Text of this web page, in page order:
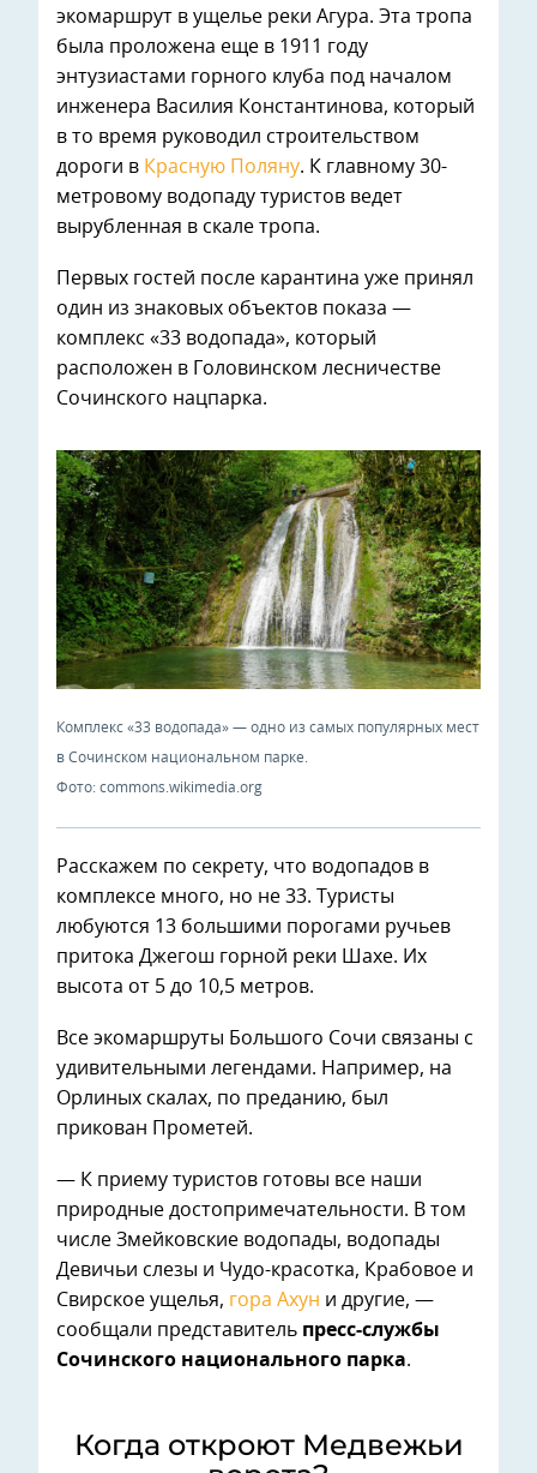
экомаршрут в ущелье реки Агура. Эта тропа
была проложена еще в 1911 году
энтузиастами горного клуба под началом
инженера Василия Константинова, который
в то время руководил строительством
дороги в Красную Поляну. К главному 30-
метровому водопаду туристов ведет
вырубленная в скале тропа.
Первых гостей после карантина уже принял
один из знаковых объектов показа —
комплекс «33 водопада», который
расположен в Головинском лесничестве
Сочинского нацпарка.
Комплекс «33 водопада» — одно из самых популярных мест
в Сочинском национальном парке.
Фото: commons.wikimedia.org
Расскажем по секрету, что водопадов в
комплексе много, но не 33. Туристы
любуются 13 большими порогами ручьев
притока Джегош горной реки Шахе. Их
высота от 5 до 10,5 метров.
Все экомаршруты Большого Сочи связаны с
удивительными легендами. Например, на
Орлиных скалах, по преданию, был
прикован Прометей.
— К приему туристов готовы все наши
природные достопримечательности. В том
числе Змейковские водопады, водопады
Девичьи слезы и Чудо-красотка, Крабовое и
Свирское ущелья, гора Ахун и другие, —
сообщали представитель пресс-службы
Сочинского национального парка.
Когда откроют Медвежьи